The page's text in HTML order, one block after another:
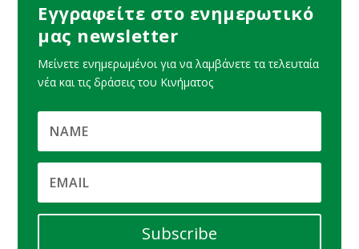
Εγγραφείτε στο ενημερωτικό
μας newsletter
Μείνετε ενημερωμένοι για να λαμβάνετε τα τελευταία
νέα και τις δράσεις του Κινήματος
Subscribe